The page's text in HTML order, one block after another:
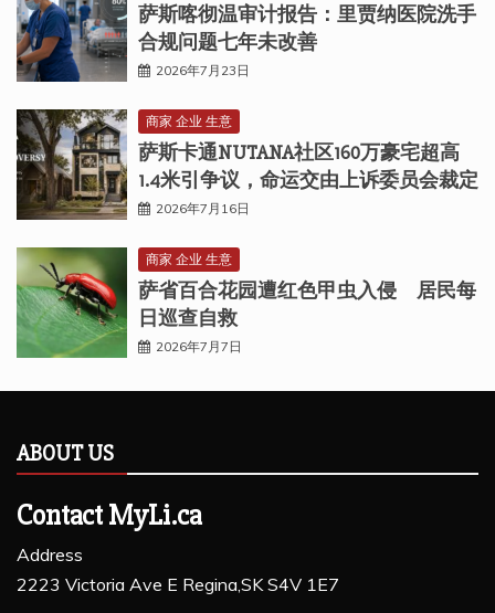
萨斯喀彻温审计报告：里贾纳医院洗手
合规问题七年未改善
2026年7月23日
商家 企业 生意
萨斯卡通NUTANA社区160万豪宅超高
1.4米引争议，命运交由上诉委员会裁定
2026年7月16日
商家 企业 生意
萨省百合花园遭红色甲虫入侵 居民每
日巡查自救
2026年7月7日
ABOUT US
Contact MyLi.ca
Address
2223 Victoria Ave E Regina,SK S4V 1E7